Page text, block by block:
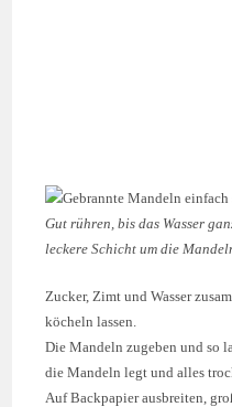
Gut rühren, bis das Wasser
leckere Schicht um die
Zucker, Zimt und Wasser
köcheln lassen.
Die Mandeln zugeben und so
die Mandeln legt und alles
Auf Backpapier ausbreiten,